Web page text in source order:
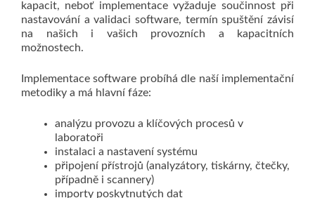
kapacit, neboť implementace vyžaduje součinnost při
nastavování a validaci software, termín spuštění závisí
na našich i vašich provozních a kapacitních
možnostech.
Implementace software probíhá dle naší implementační
metodiky a má hlavní fáze:
analýzu provozu a klíčových procesů v
laboratoři
instalaci a nastavení systému
připojení přístrojů (analyzátory, tiskárny, čtečky,
případně i scannery)
importy poskytnutých dat